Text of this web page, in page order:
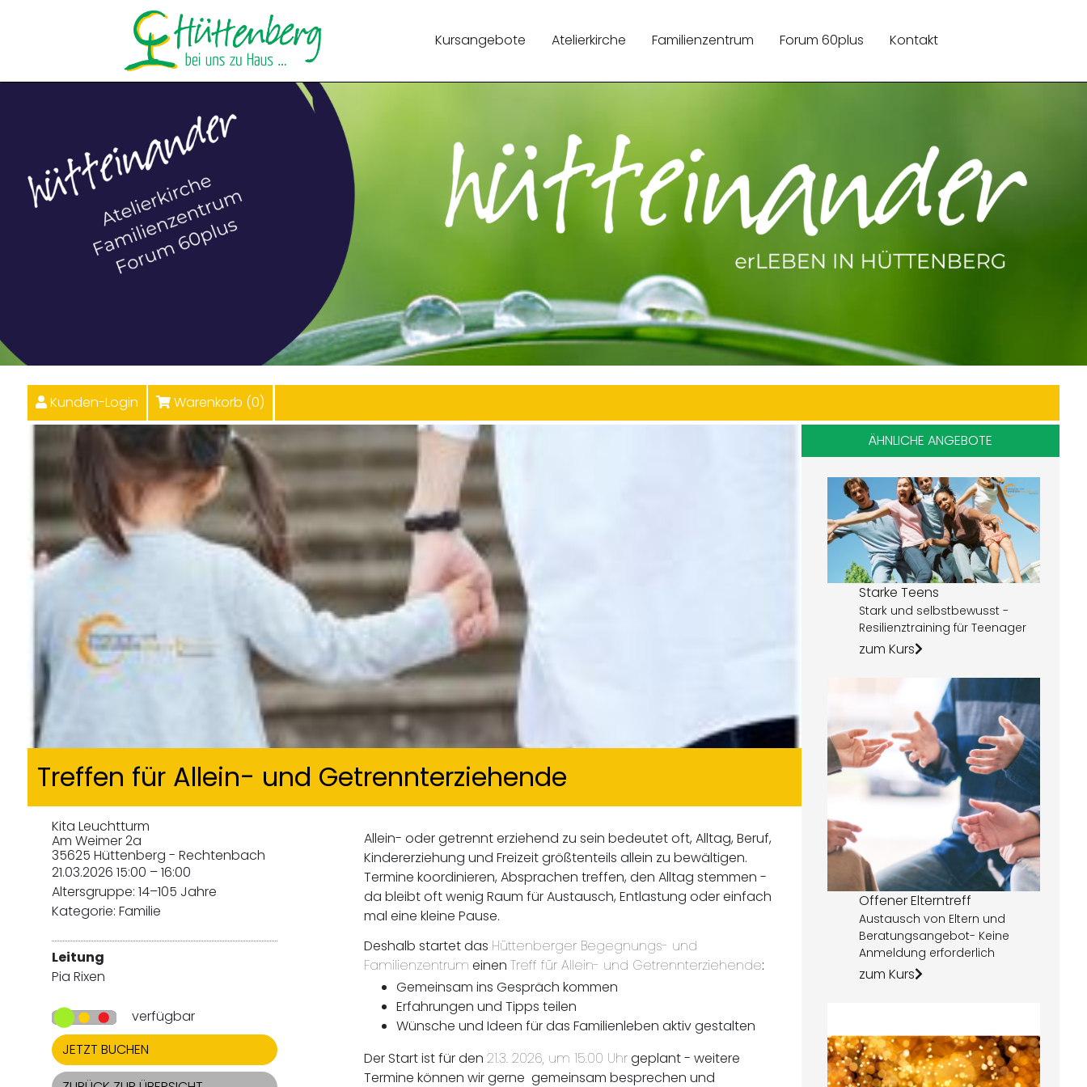
Kursangebote Atelierkirche Familienzentrum Forum 60plus Kontakt
Kunden-Login Warenkorb (0)
ÄHNLICHE ANGEBOTE
Starke Teens
Stark und selbstbewusst -
Resilienztraining für Teenager
zum Kurs
Offener Elterntreff
Austausch von Eltern und
Beratungsangebot- Keine
Anmeldung erforderlich
zum Kurs
Treffen für Allein- und Getrennterziehende
Kita Leuchtturm
Am Weimer 2a
35625 Hüttenberg - Rechtenbach
21.03.2026 15:00 – 16:00
Altersgruppe: 14–105 Jahre
Kategorie: Familie
Leitung
Pia Rixen
verfügbar
JETZT BUCHEN
Allein- oder getrennt erziehend zu sein bedeutet oft, Alltag, Beruf,
Kindererziehung und Freizeit größtenteils allein zu bewältigen.
Termine koordinieren, Absprachen treffen, den Alltag stemmen ­
da bleibt oft wenig Raum für Austausch, Entlastung oder einfach
mal eine kleine Pause.
Deshalb startet das Hüttenberger Begegnungs- und
Familienzentrum einenTreff für Allein- und Getrennterziehende:
Gemeinsam ins Gespräch kommen
Erfahrungen und Tipps teilen
Wünsche und Ideen für das Familienleben aktiv gestalten
Der Start ist für den21.3. 2026, um 15.00 Uhrgeplant - weitere
Termine können wir gerne gemeinsam besprechen und